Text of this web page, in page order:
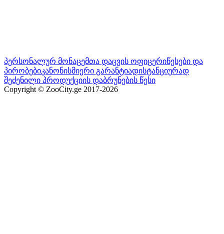
პერსონალურ მონაცემთა დაცვის ოფიცერიწესები და
პირობებიკანონისმიერი გარანტიადისტანციურად
შეძენილი პროდუქციის დაბრუნების წესი
Copyright © ZooCity.ge 2017-2026